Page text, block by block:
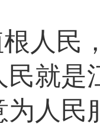
人民
民就是
为人民